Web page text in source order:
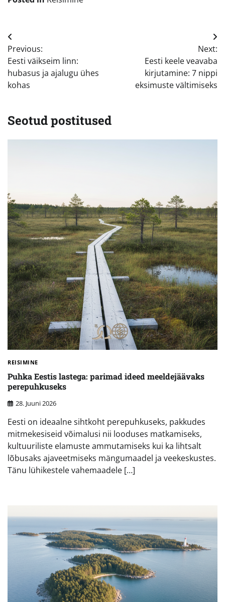
Navigeerimine
Previous:
Eesti väikseim linn:
hubasus ja ajalugu ühes
kohas
Next:
Eesti keele veavaba
kirjutamine: 7 nippi
eksimuste vältimiseks
Seotud postitused
REISIMINE
Puhka Eestis lastega: parimad ideed meeldejäävaks
perepuhkuseks
28. Juuni 2026
Eesti on ideaalne sihtkoht perepuhkuseks, pakkudes
mitmekesiseid võimalusi nii looduses matkamiseks,
kultuuriliste elamuste ammutamiseks kui ka lihtsalt
lõbusaks ajaveetmiseks mängumaadel ja veekeskustes.
Tänu lühikestele vahemaadele […]